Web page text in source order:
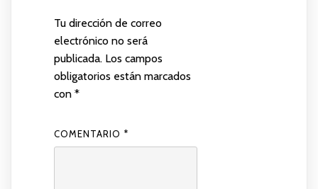
Tu dirección de correo
electrónico no será
publicada. Los campos
obligatorios están marcados
con *
COMENTARIO *